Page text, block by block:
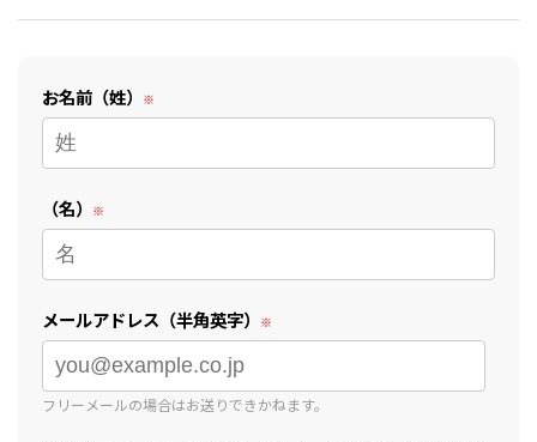
お名前（姓）
（名）
メールアドレス（半角英字）
フリーメールの場合はお送りできかねます。